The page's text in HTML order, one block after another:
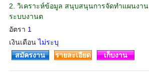
2. วิเคราะห์ข้อมูล สนุบสนุนการจัดทำแผนงาน
ระบบงานต
อัตรา 1
เงินเดือนไม่ระบุ
สมัครงาน รายละเอียด เก็บงาน